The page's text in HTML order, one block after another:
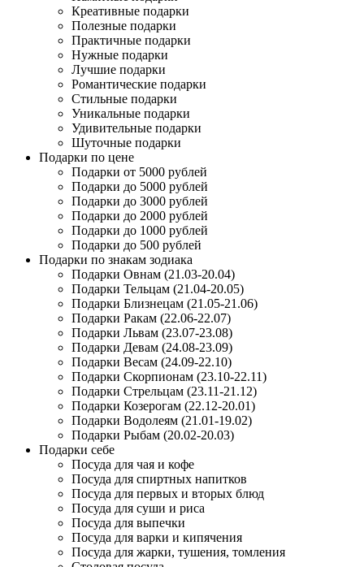
Креативные подарки
Полезные подарки
Практичные подарки
Нужные подарки
Лучшие подарки
Романтические подарки
Стильные подарки
Уникальные подарки
Удивительные подарки
Шуточные подарки
Подарки по цене
Подарки от 5000 рублей
Подарки до 5000 рублей
Подарки до 3000 рублей
Подарки до 2000 рублей
Подарки до 1000 рублей
Подарки до 500 рублей
Подарки по знакам зодиака
Подарки Овнам (21.03-20.04)
Подарки Тельцам (21.04-20.05)
Подарки Близнецам (21.05-21.06)
Подарки Ракам (22.06-22.07)
Подарки Львам (23.07-23.08)
Подарки Девам (24.08-23.09)
Подарки Весам (24.09-22.10)
Подарки Скорпионам (23.10-22.11)
Подарки Стрельцам (23.11-21.12)
Подарки Козерогам (22.12-20.01)
Подарки Водолеям (21.01-19.02)
Подарки Рыбам (20.02-20.03)
Подарки себе
Посуда для чая и кофе
Посуда для спиртных напитков
Посуда для первых и вторых блюд
Посуда для суши и риса
Посуда для выпечки
Посуда для варки и кипячения
Посуда для жарки, тушения, томления